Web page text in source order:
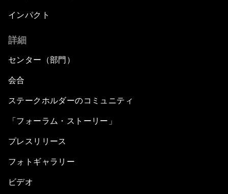
インパクト
詳細
センター（部門）
会合
ステークホルダーのコミュニティ
「フォーラム・ストーリー」
プレスリリース
フォトギャラリー
ビデオ